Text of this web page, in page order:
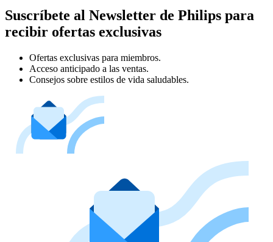
Suscríbete al Newsletter de Philips para
recibir ofertas exclusivas
Ofertas exclusivas para miembros.
Acceso anticipado a las ventas.
Consejos sobre estilos de vida saludables.